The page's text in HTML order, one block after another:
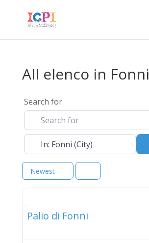
All elenco in Fonni
Search for
Near
Newest
Palio di Fonni